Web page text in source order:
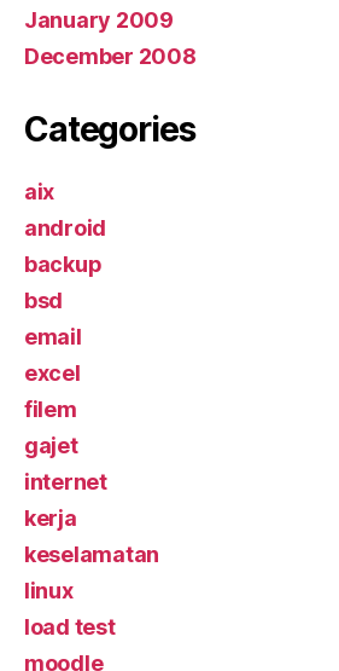
January 2009
December 2008
Categories
aix
android
backup
bsd
email
excel
filem
gajet
internet
kerja
keselamatan
linux
load test
moodle